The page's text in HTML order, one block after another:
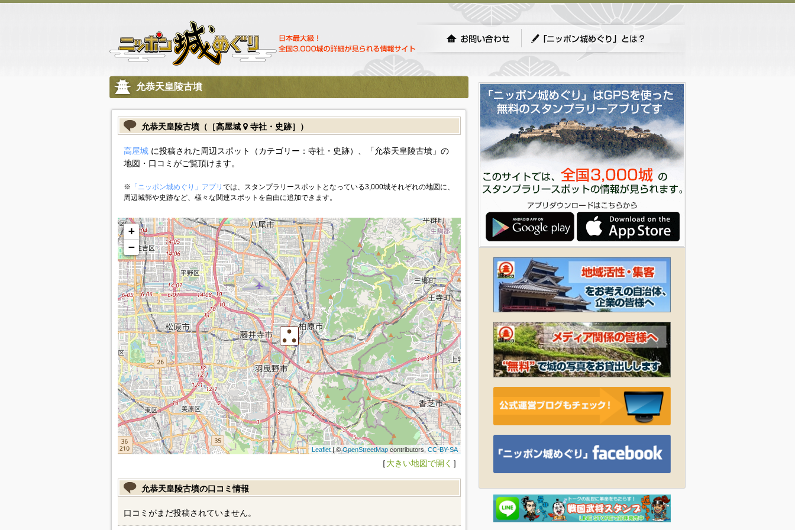
允恭天皇陵古墳
允恭天皇陵古墳（［高屋城 寺社・史跡］）
高屋城に投稿された周辺スポット（カテゴリー：寺社・史跡）、「允恭天皇陵古墳」の
地図・口コミがご覧頂けます。
※ 「ニッポン城めぐり」アプリ では、スタンプラリースポットとなっている3,000城それぞれの地図に、
周辺城郭や史跡など、様々な関連スポットを自由に追加できます。
+
−
Leaflet| ©OpenStreetMapcontributors, CC-BY-SA
［大きい地図で開く ］
允恭天皇陵古墳の口コミ情報
口コミがまだ投稿されていません。